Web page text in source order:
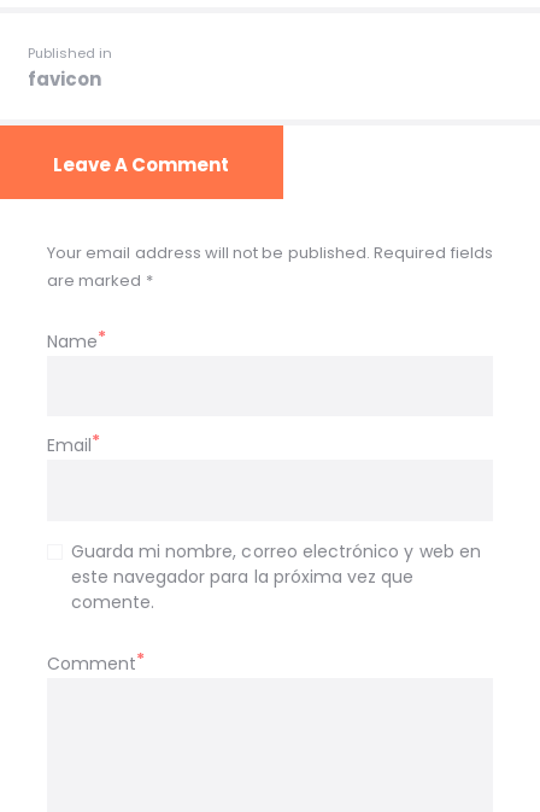
Published in
favicon
Leave A Comment
Your email address will not be published. Required fields
are marked *
Name
Email
Guarda mi nombre, correo electrónico y web en
este navegador para la próxima vez que
comente.
Comment